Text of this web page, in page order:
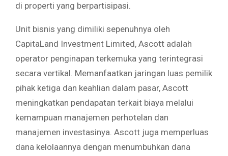
di properti yang berpartisipasi.
Unit bisnis yang dimiliki sepenuhnya oleh
CapitaLand Investment Limited, Ascott adalah
operator penginapan terkemuka yang terintegrasi
secara vertikal. Memanfaatkan jaringan luas pemilik
pihak ketiga dan keahlian dalam pasar, Ascott
meningkatkan pendapatan terkait biaya melalui
kemampuan manajemen perhotelan dan
manajemen investasinya. Ascott juga memperluas
dana kelolaannya dengan menumbuhkan dana